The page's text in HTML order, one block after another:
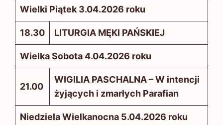
Wielki Piątek 3.04.2026 roku
18.30 LITURGIA MĘKI PAŃSKIEJ
Wielka Sobota 4.04.2026 roku
21.00
WIGILIA PASCHALNA – W intencji
żyjących i zmarłych Parafian
Niedziela Wielkanocna 5.04.2026 roku